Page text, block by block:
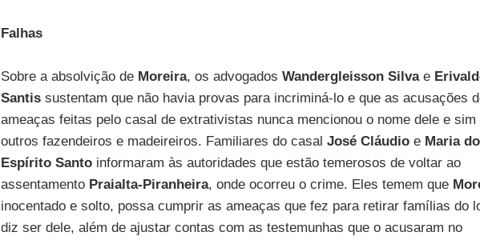
Falhas
Sobre a absolvição de Moreira, os advogados Wandergleisson Silvae
Santissustentam que não havia provas para incriminá-lo e que as acusações
ameaças feitas pelo casal de extrativistas nunca mencionou o nome dele e sim
outros fazendeiros e madeireiros. Familiares do casal José Cláudioe Maria do
Espírito Santoinformaram às autoridades que estão temerosos de voltar ao
assentamento Praialta-Piranheira, onde ocorreu o crime. Eles temem que
inocentado e solto, possa cumprir as ameaças que fez para retirar famílias do
diz ser dele, além de ajustar contas com as testemunhas que o acusaram no